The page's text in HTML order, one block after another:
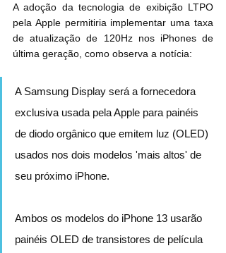
A adoção da tecnologia de exibição LTPO
pela Apple permitiria implementar uma taxa
de atualização de 120Hz nos iPhones de
última geração, como observa a notícia:
A Samsung Display será a fornecedora
exclusiva usada pela Apple para painéis
de diodo orgânico que emitem luz (OLED)
usados nos dois modelos 'mais altos' de
seu próximo iPhone.
Ambos os modelos do iPhone 13 usarão
painéis OLED de transistores de película